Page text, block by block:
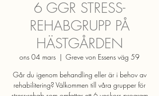
6 GGR STRESS-
REHABGRUPP PÅ
HÄSTGÅRDEN
ons 04 mars
  |
Greve von Essens väg 59
Går du igenom behandling eller är i behov av
rehabilitering? Välkommen till våra grupper för